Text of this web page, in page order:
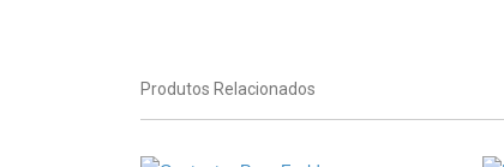
Produtos Relacionados